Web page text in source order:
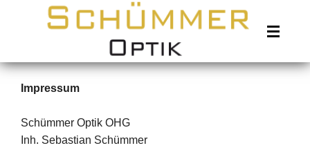
Marken
Impressum
Schümmer Optik OHG
Inh. Sebastian Schümmer